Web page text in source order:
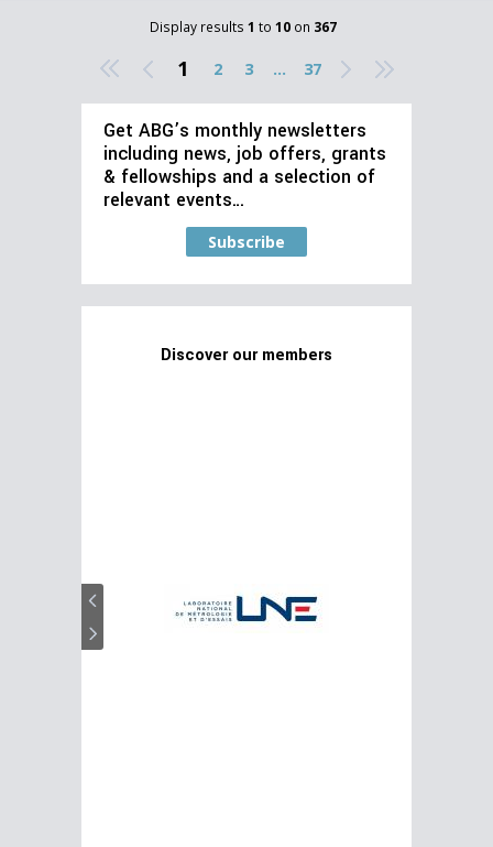
Display results 1 to 10 on 367
1 2 3 ... 37
Get ABG’s monthly newsletters
including news, job offers, grants
& fellowships and a selection of
relevant events…
Subscribe
Discover our members